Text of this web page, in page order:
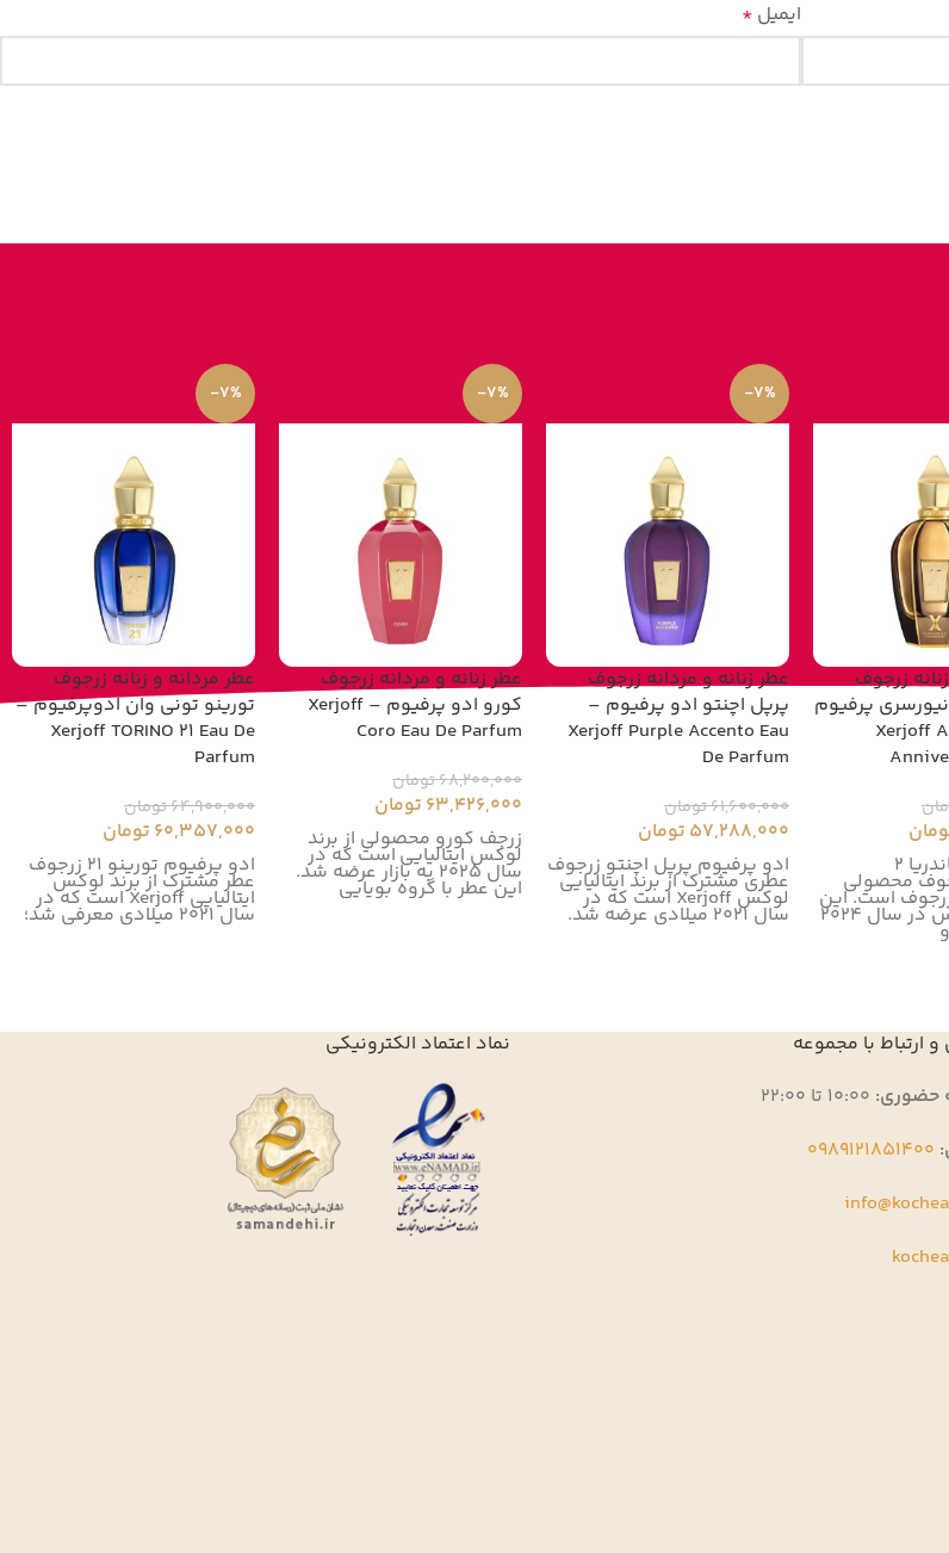
ایمیل *
زرجوف
2 انیورسری پرفیوم
– Xerjoff
پرفیوم الکساندریا 2
محصولی
است. این
عطر یونیسکس در سال 2024
-7%
عطر زنانه و مردانه زرجوف
پرپل اچنتو ادو پرفیوم –
Xerjoff Purple Accento Eau
De Parfum
61,600,000تومان
57,288,000 تومان
ادو پرفیوم پرپل اچنتو زرجوف
عطری مشترک از برند ایتالیایی
لوکس Xerjoff است که در
سال ۲۰۲۱ میلادی عرضه شد.
-7%
عطر زنانه و مردانه زرجوف
کورو ادو پرفیوم – Xerjoff
Coro Eau De Parfum
68,200,000تومان
63,426,000 تومان
زرجف کورو محصولی از برند
لوکس ایتالیایی است که در
سال 2025 به بازار عرضه شد.
این عطر با گروه بویایی
-7%
عطر مردانه و زنانه زرجوف
تورینو تونی وان ادوپرفیوم –
Xerjoff TORINO 21 Eau De
Parfum
64,900,000تومان
60,357,000 تومان
ادو پرفیوم تورینو 21 زرجوف
عطر مشترک از برند لوکس
ایتالیایی Xerjoff است که در
سال 2021 میلادی معرفی شد؛
ارتباط با مجموعه
حضوری:
0989121851400
نماد اعتماد الکترونیکی